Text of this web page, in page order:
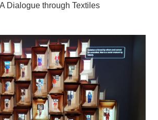
Dialogue through Textiles